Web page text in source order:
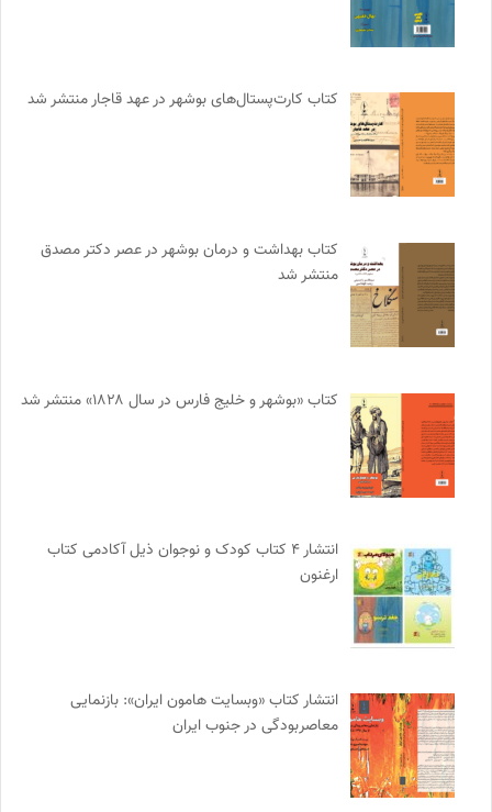
کتاب کارت‌پستال‌های بوشهر در عهد قاجار منتشر شد
کتاب بهداشت و درمان بوشهر در عصر دکتر مصدق
منتشر شد
کتاب «بوشهر و خلیج فارس در سال ۱۸۲۸» منتشر شد
انتشار ۴ کتاب کودک و نوجوان ذیل آکادمی کتاب
ارغنون
انتشار کتاب «وبسایت هامون ایران»: بازنمایی
معاصربودگی در جنوب ایران